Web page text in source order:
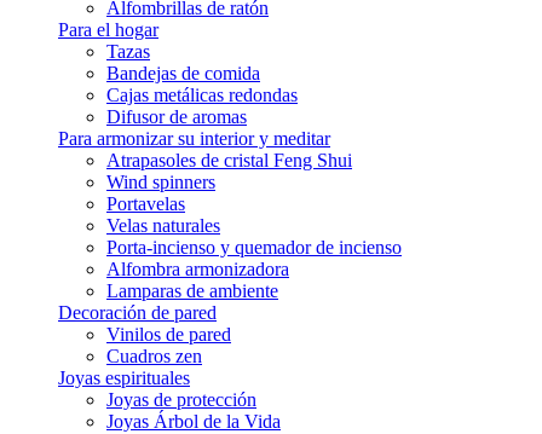
Alfombrillas de ratón
Para el hogar
Tazas
Bandejas de comida
Cajas metálicas redondas
Difusor de aromas
Para armonizar su interior y meditar
Atrapasoles de cristal Feng Shui
Wind spinners
Portavelas
Velas naturales
Porta-incienso y quemador de incienso
Alfombra armonizadora
Lamparas de ambiente
Decoración de pared
Vinilos de pared
Cuadros zen
Joyas espirituales
Joyas de protección
Joyas Árbol de la Vida